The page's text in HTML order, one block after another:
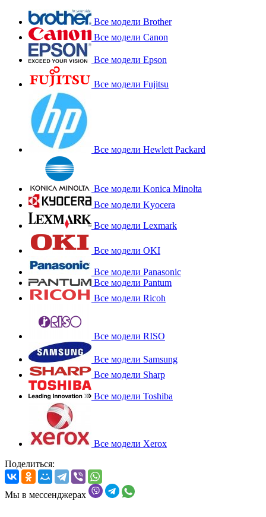
Все модели Brother
Все модели Canon
Все модели Epson
Все модели Fujitsu
Все модели Hewlett Packard
Все модели Konica Minolta
Все модели Kyocera
Все модели Lexmark
Все модели OKI
Все модели Panasonic
Все модели Pantum
Все модели Ricoh
Все модели RISO
Все модели Samsung
Все модели Sharp
Все модели Toshiba
Все модели Xerox
Поделиться:
Мы в мессенджерах